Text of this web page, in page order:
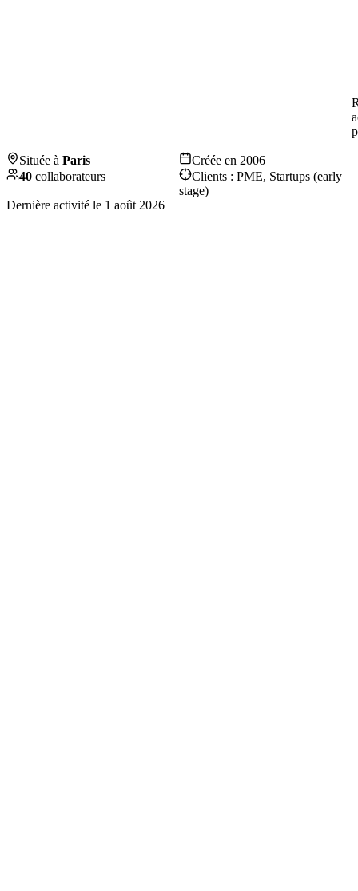
Située à Paris Créée en 2006
40 collaborateurs Clients : PME, Startups (early
stage)
Dernière activité le 1 août 2026